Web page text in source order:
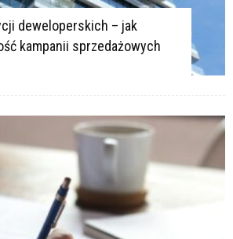
deweloperskich – jak
kampanii sprzedażowych